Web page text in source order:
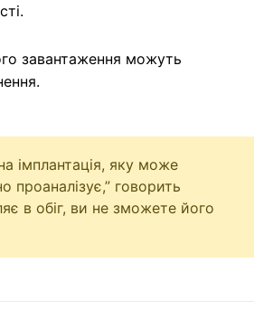
завантаження можуть
імплантація, яку може
проаналізує,” говорить
в обіг, ви не зможете його